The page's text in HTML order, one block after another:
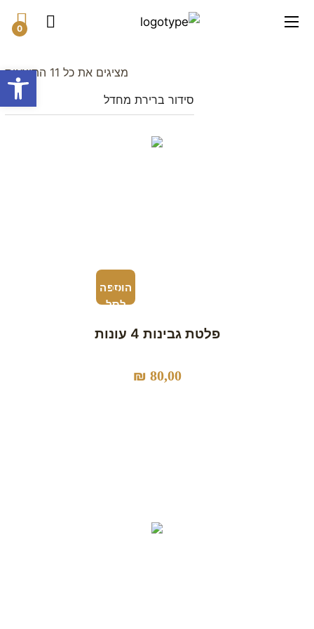
פתח
0
מציגים את כל ⁦11⁩ התוצאות
הוספה
לסל
פלטת גבינות 4 עונות
₪ 80,00